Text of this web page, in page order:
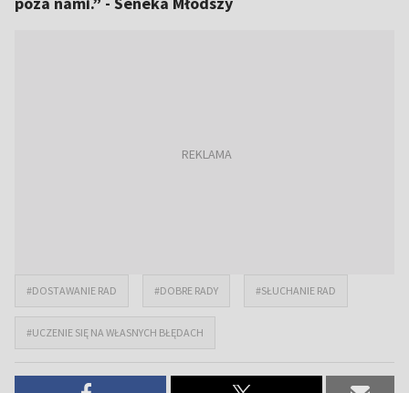
#DOSTAWANIE RAD #DOBRE RADY #SŁUCHANIE RAD
#UCZENIE SIĘ NA WŁASNYCH BŁĘDACH